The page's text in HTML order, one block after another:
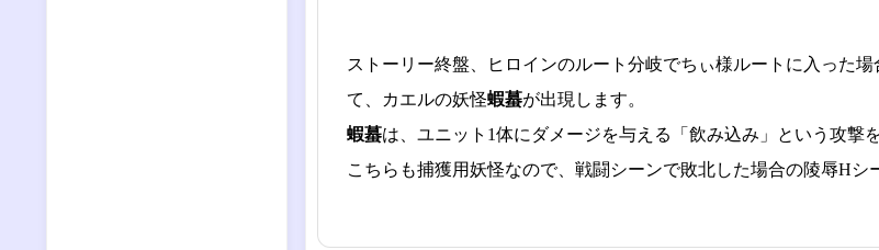
ストーリー終盤、ヒロインのルート分岐でちぃ様ルートに入った
て、カエルの妖怪蝦蟇が出現します。
蝦蟇は、ユニット1体にダメージを与える「飲み込み」という攻撃
こちらも捕獲用妖怪なので、戦闘シーンで敗北した場合の陵辱Hシ